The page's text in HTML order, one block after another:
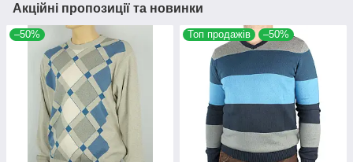
Акційні пропозиції та новинки
–50% Топ продажів –50%